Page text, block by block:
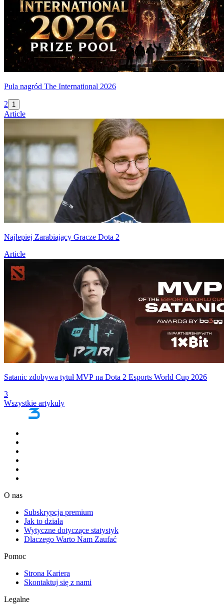
Pula nagród The International 2026
2 1
Article
Najlepiej Zarabiający Gracze Dota 2
Article
Satanic zdobywa tytuł MVP na Dota 2 Esports World Cup 2026
3
Wszystkie artykuły
O nas
Subskrypcja premium
Jak to działa
Wytyczne dotyczące statystyk
Dlaczego Warto Nam Zaufać
Pomoc
Strona Kariera
Skontaktuj się z nami
Legalne